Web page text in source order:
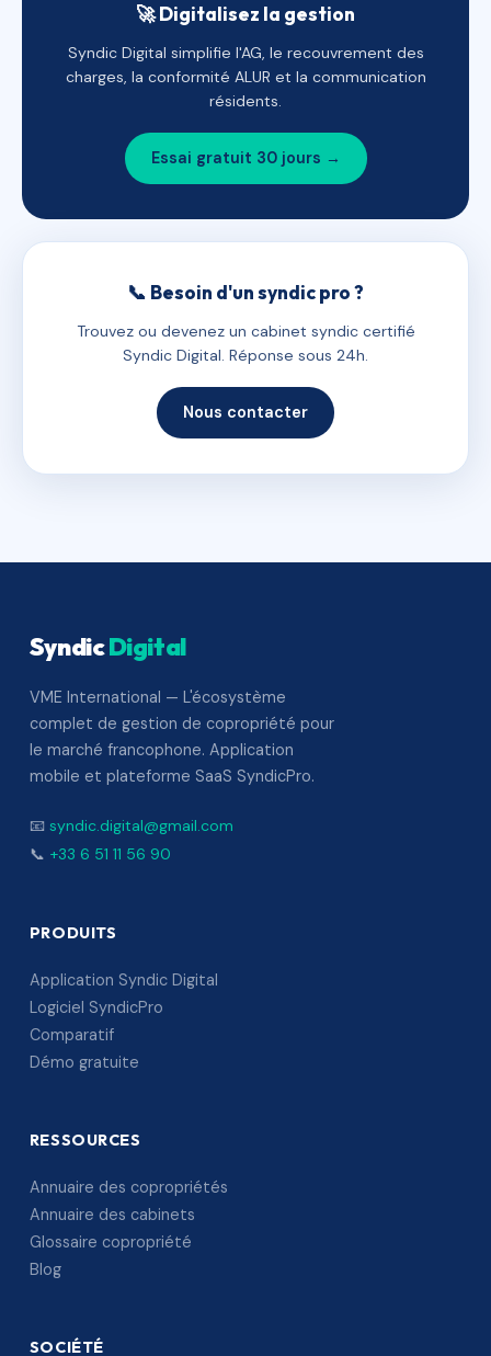
🚀 Digitalisez la gestion
Syndic Digital simplifie l'AG, le recouvrement des
charges, la conformité ALUR et la communication
résidents.
Essai gratuit 30 jours →
📞 Besoin d'un syndic pro ?
Trouvez ou devenez un cabinet syndic certifié
Syndic Digital. Réponse sous 24h.
Nous contacter
SyndicDigital
VME International — L'écosystème
complet de gestion de copropriété pour
le marché francophone. Application
mobile et plateforme SaaS SyndicPro.
📧 syndic.digital@gmail.com
📞 +33 6 51 11 56 90
PRODUITS
Application Syndic Digital
Logiciel SyndicPro
Comparatif
Démo gratuite
RESSOURCES
Annuaire des copropriétés
Annuaire des cabinets
Glossaire copropriété
Blog
SOCIÉTÉ